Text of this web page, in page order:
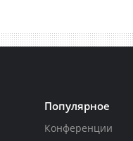
Популярное
Конференции